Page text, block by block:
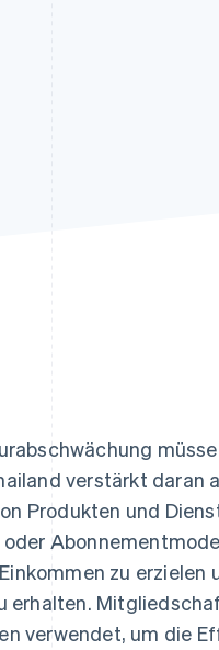
verstärkt daran
Produkten und
zu
erhalten.
verwendet, um die